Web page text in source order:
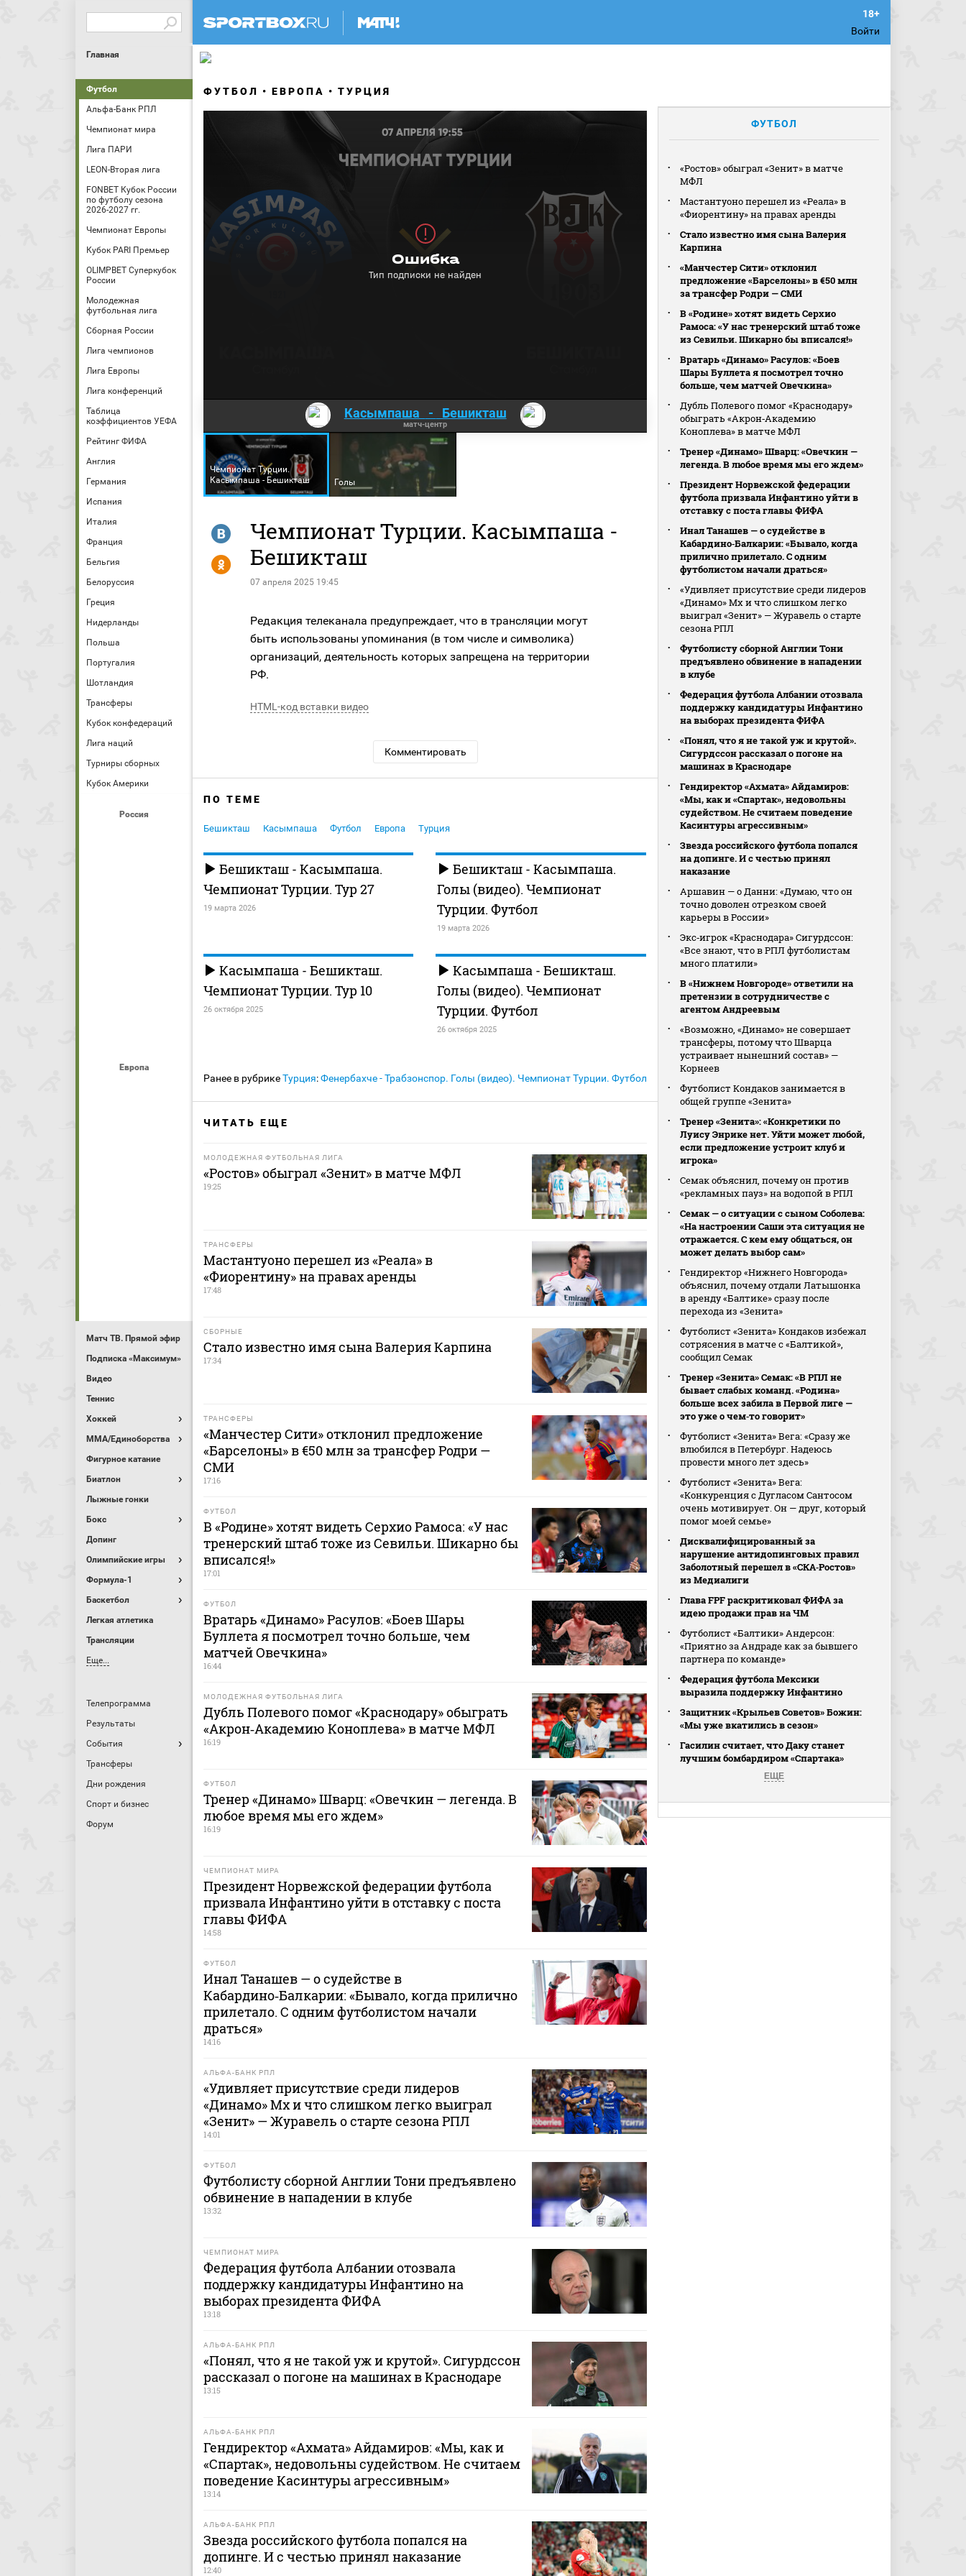
Войти
Главная
Футбол
Альфа-Банк РПЛ
Чемпионат мира
Лига ПАРИ
LEON-Вторая лига
FONBET Кубок России
по футболу сезона
2026-2027 гг.
Чемпионат Европы
Кубок PARI Премьер
OLIMPBET Суперкубок
России
Молодежная
футбольная лига
Сборная России
Лига чемпионов
Лига Европы
Лига конференций
Таблица
коэффициентов УЕФА
Рейтинг ФИФА
Англия
Германия
Испания
Италия
Франция
Бельгия
Белоруссия
Греция
Нидерланды
Польша
Португалия
Шотландия
Трансферы
Кубок конфедераций
Лига наций
Турниры сборных
Кубок Америки
Россия
Европа
Матч ТВ. Прямой эфир
Подписка «Максимум»
Видео
Теннис
Хоккей
MMA/Единоборства
Фигурное катание
Биатлон
Лыжные гонки
Бокс
Допинг
Олимпийские игры
Формула-1
Баскетбол
Легкая атлетика
Трансляции
Еще...
Телепрограмма
Результаты
События
Трансферы
Дни рождения
Спорт и бизнес
Форум
ФУТБОЛ ЕВРОПА ТУРЦИЯ
Касымпаша - Бешикташ
матч-центр
Чемпионат Турции.
Касымпаша - Бешикташ
Голы
Чемпионат Турции. Касымпаша -
Бешикташ
07 апреля 2025 19:45
R
Y
Редакция телеканала предупреждает, что в трансляции могут
быть использованы упоминания (в том числе и символика)
организаций, деятельность которых запрещена на территории
РФ.
HTML-код вставки видео
Комментировать
ПО ТЕМЕ
Бешикташ Касымпаша Футбол Европа Турция
Бешикташ - Касымпаша.
Чемпионат Турции. Тур 27
19 марта 2026
Бешикташ - Касымпаша.
Голы (видео). Чемпионат
Турции. Футбол
19 марта 2026
Касымпаша - Бешикташ.
Чемпионат Турции. Тур 10
26 октября 2025
Касымпаша - Бешикташ.
Голы (видео). Чемпионат
Турции. Футбол
26 октября 2025
Ранее в рубрикеТурция:Фенербахче - Трабзонспор. Голы (видео). Чемпионат Турции. Футбол
ЧИТАТЬ ЕЩЕ
МОЛОДЕЖНАЯ ФУТБОЛЬНАЯ ЛИГА
«Ростов» обыграл «Зенит» в матче МФЛ
19:25
ТРАНСФЕРЫ
Мастантуоно перешел из «Реала» в
«Фиорентину» на правах аренды
17:48
СБОРНЫЕ
Стало известно имя сына Валерия Карпина
17:34
ТРАНСФЕРЫ
«Манчестер Сити» отклонил предложение
«Барселоны» в €50 млн за трансфер Родри —
СМИ
17:16
ФУТБОЛ
В «Родине» хотят видеть Серхио Рамоса: «У нас
тренерский штаб тоже из Севильи. Шикарно бы
вписался!»
17:01
ФУТБОЛ
Вратарь «Динамо» Расулов: «Боев Шары
Буллета я посмотрел точно больше, чем
матчей Овечкина»
16:44
МОЛОДЕЖНАЯ ФУТБОЛЬНАЯ ЛИГА
Дубль Полевого помог «Краснодару» обыграть
«Акрон‑Академию Коноплева» в матче МФЛ
16:19
ФУТБОЛ
Тренер «Динамо» Шварц: «Овечкин — легенда. В
любое время мы его ждем»
16:19
ЧЕМПИОНАТ МИРА
Президент Норвежской федерации футбола
призвала Инфантино уйти в отставку с поста
главы ФИФА
14:58
ФУТБОЛ
Инал Танашев — о судействе в
Кабардино‑Балкарии: «Бывало, когда прилично
прилетало. С одним футболистом начали
драться»
14:16
АЛЬФА-БАНК РПЛ
«Удивляет присутствие среди лидеров
«Динамо» Мх и что слишком легко выиграл
«Зенит» — Журавель о старте сезона РПЛ
14:01
ФУТБОЛ
Футболисту сборной Англии Тони предъявлено
обвинение в нападении в клубе
13:32
ЧЕМПИОНАТ МИРА
Федерация футбола Албании отозвала
поддержку кандидатуры Инфантино на
выборах президента ФИФА
13:18
АЛЬФА-БАНК РПЛ
«Понял, что я не такой уж и крутой». Сигурдссон
рассказал о погоне на машинах в Краснодаре
13:15
АЛЬФА-БАНК РПЛ
Гендиректор «Ахмата» Айдамиров: «Мы, как и
«Спартак», недовольны судейством. Не считаем
поведение Касинтуры агрессивным»
13:14
АЛЬФА-БАНК РПЛ
Звезда российского футбола попался на
допинге. И с честью принял наказание
12:40
ФУТБОЛ
«Ростов» обыграл «Зенит» в матче
МФЛ
Мастантуоно перешел из «Реала» в
«Фиорентину» на правах аренды
Стало известно имя сына Валерия
Карпина
«Манчестер Сити» отклонил
предложение «Барселоны» в €50 млн
за трансфер Родри — СМИ
В «Родине» хотят видеть Серхио
Рамоса: «У нас тренерский штаб тоже
из Севильи. Шикарно бы вписался!»
Вратарь «Динамо» Расулов: «Боев
Шары Буллета я посмотрел точно
больше, чем матчей Овечкина»
Дубль Полевого помог «Краснодару»
обыграть «Акрон‑Академию
Коноплева» в матче МФЛ
Тренер «Динамо» Шварц: «Овечкин —
легенда. В любое время мы его ждем»
Президент Норвежской федерации
футбола призвала Инфантино уйти в
отставку с поста главы ФИФА
Инал Танашев — о судействе в
Кабардино‑Балкарии: «Бывало, когда
прилично прилетало. С одним
футболистом начали драться»
«Удивляет присутствие среди лидеров
«Динамо» Мх и что слишком легко
выиграл «Зенит» — Журавель о старте
сезона РПЛ
Футболисту сборной Англии Тони
предъявлено обвинение в нападении
в клубе
Федерация футбола Албании отозвала
поддержку кандидатуры Инфантино
на выборах президента ФИФА
«Понял, что я не такой уж и крутой».
Сигурдссон рассказал о погоне на
машинах в Краснодаре
Гендиректор «Ахмата» Айдамиров:
«Мы, как и «Спартак», недовольны
судейством. Не считаем поведение
Касинтуры агрессивным»
Звезда российского футбола попался
на допинге. И с честью принял
наказание
Аршавин — о Данни: «Думаю, что он
точно доволен отрезком своей
карьеры в России»
Экс‑игрок «Краснодара» Сигурдссон:
«Все знают, что в РПЛ футболистам
много платили»
В «Нижнем Новгороде» ответили на
претензии в сотрудничестве с
агентом Андреевым
«Возможно, «Динамо» не совершает
трансферы, потому что Шварца
устраивает нынешний состав» —
Корнеев
Футболист Кондаков занимается в
общей группе «Зенита»
Тренер «Зенита»: «Конкретики по
Луису Энрике нет. Уйти может любой,
если предложение устроит клуб и
игрока»
Семак объяснил, почему он против
«рекламных пауз» на водопой в РПЛ
Семак — о ситуации с сыном Соболева:
«На настроении Саши эта ситуация не
отражается. С кем ему общаться, он
может делать выбор сам»
Гендиректор «Нижнего Новгорода»
объяснил, почему отдали Латышонка
в аренду «Балтике» сразу после
перехода из «Зенита»
Футболист «Зенита» Кондаков избежал
сотрясения в матче с «Балтикой»,
сообщил Семак
Тренер «Зенита» Семак: «В РПЛ не
бывает слабых команд. «Родина»
больше всех забила в Первой лиге —
это уже о чем‑то говорит»
Футболист «Зенита» Вега: «Сразу же
влюбился в Петербург. Надеюсь
провести много лет здесь»
Футболист «Зенита» Вега:
«Конкуренция с Дугласом Сантосом
очень мотивирует. Он — друг, который
помог моей семье»
Дисквалифицированный за
нарушение антидопинговых правил
Заболотный перешел в «СКА‑Ростов»
из Медиалиги
Глава FPF раскритиковал ФИФА за
идею продажи прав на ЧМ
Футболист «Балтики» Андерсон:
«Приятно за Андраде как за бывшего
партнера по команде»
Федерация футбола Мексики
выразила поддержку Инфантино
Защитник «Крыльев Советов» Божин:
«Мы уже вкатились в сезон»
Гасилин считает, что Даку станет
лучшим бомбардиром «Спартака»
ЕЩЕ